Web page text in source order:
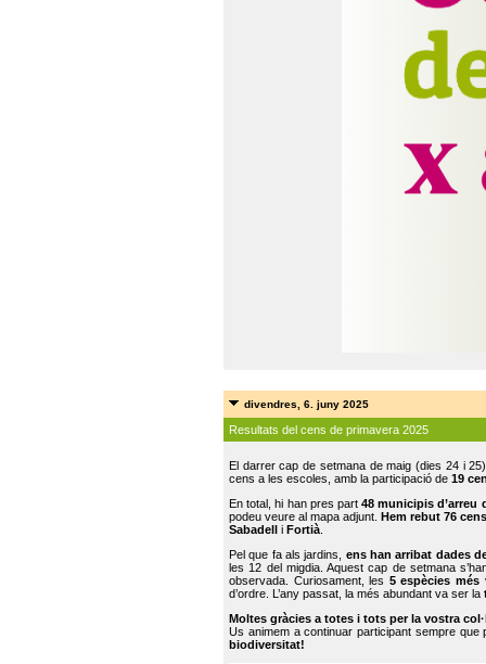
divendres, 6. juny 2025
Resultats del cens de primavera 2025
El darrer cap de setmana de maig (dies 24 i
cens a les escoles, amb la participació de 19
En total, hi han pres part48 municipis d’arreu
podeu veure al mapa adjunt. Hem rebut 76
Sabadell
i Fortià.
Pel que fa als jardins, ens han arribat dades
les 12 del migdia. Aquest cap de setmana
observada. Curiosament, les 5 espècies més
d’ordre. L’any passat, la més abundant va ser la
Moltes gràcies a totes i tots per la vostra
Us animem a continuar participant sempre que
biodiversitat!